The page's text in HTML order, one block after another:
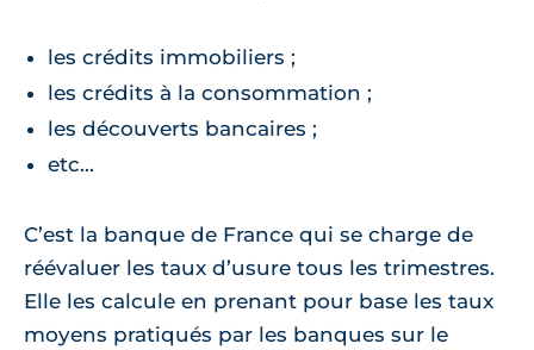
les crédits immobiliers ;
les crédits à la consommation ;
les découverts bancaires ;
etc...
C’est la banque de France qui se charge de
réévaluer les taux d’usure tous les trimestres.
Elle les calcule en prenant pour base les taux
moyens pratiqués par les banques sur le